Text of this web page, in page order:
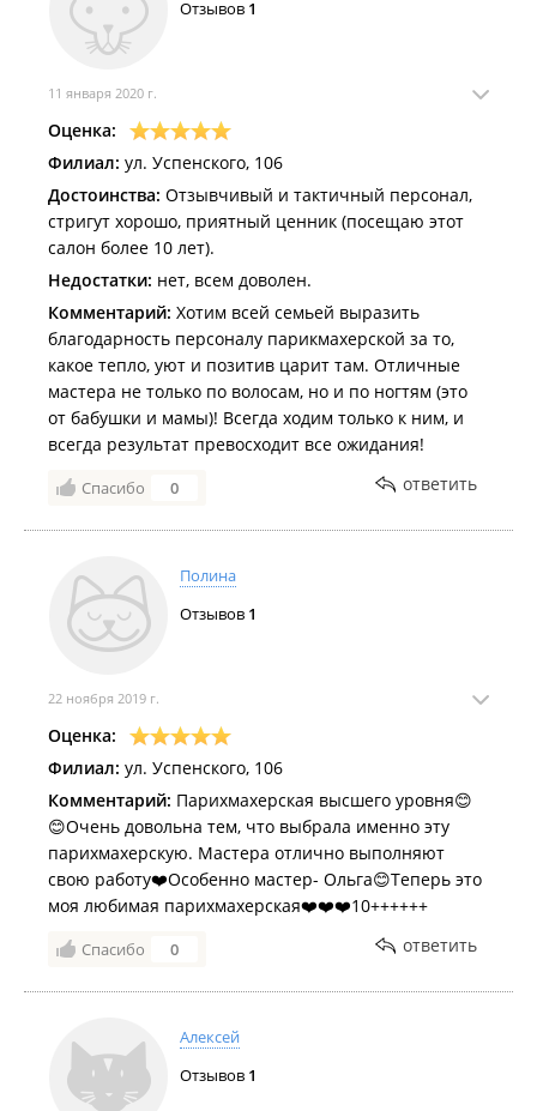
Отзывов 1
11 января 2020 г.
Оценка:
Филиал: ул. Успенского, 106
Достоинства: Отзывчивый и тактичный персонал,
стригут хорошо, приятный ценник (посещаю этот
салон более 10 лет).
Недостатки: нет, всем доволен.
Комментарий: Хотим всей семьей выразить
благодарность персоналу парикмахерской за то,
какое тепло, уют и позитив царит там. Отличные
мастера не только по волосам, но и по ногтям (это
от бабушки и мамы)! Всегда ходим только к ним, и
всегда результат превосходит все ожидания!
Спасибо 0 ответить
Полина
Отзывов 1
22 ноября 2019 г.
Оценка:
Филиал: ул. Успенского, 106
Комментарий: Парихмахерская высшего уровня😊
😊Очень довольна тем, что выбрала именно эту
парихмахерскую. Мастера отлично выполняют
свою работу❤️Особенно мастер- Ольга😊Теперь это
моя любимая парихмахерская❤️❤️❤️10++++++
Спасибо 0 ответить
Алексей
Отзывов 1